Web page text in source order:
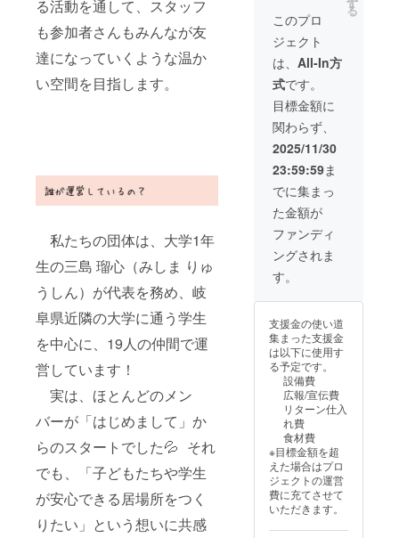
る活動を通して、スタッフ
も参加者さんもみんなが友
達になっていくような温か
い空間を目指します。
私たちの団体は、大学1年
生の三島 瑠心（みしま りゅ
うしん）が代表を務め、岐
阜県近隣の大学に通う学生
を中心に、19人の仲間で運
営しています！
実は、ほとんどのメン
バーが「はじめまして」か
らのスタートでした💦 それ
でも、「子どもたちや学生
が安心できる居場所をつく
りたい」という想いに共感
す。
た場合
はリ
ターン
無しと
すので
予めご
了承く
ださ
い。
メール
にてお
送りい
たしま
す） ＜
鮎菓子
につい
て＞ ・
賞味期
限：到
着から
１週間
前後
（詳し
い日付
は箱の
上面右
下に記
法：常
温で保
存 ※原
材料及
び添加
物等の
食品表
示はお
届け商
品のラ
ベルに
表記さ
れま
す。商
品開封
前には
必ずお
ラシは
岐阜市
内各地
に掲
載、配
布する
予定で
す。 ※
備考欄
に掲載
するお
名前を
ご記入
くださ
い。 ＜
リター
ン内容
＞ ・イ
等への
掲載 ・
活動報
告書
（令和
８年度
末に
メール
送りい
たしま
す）
る
このプロ
ジェクト
は、 All-In方
式です。
目標金額に
関わらず、
2025/11/30
23:59:59ま
でに集まっ
た金額が
ファンディ
ングされま
す。
支援金の使い道
集まった支援金
は以下に使用す
る予定です。
設備費
広報/宣伝費
リターン仕入
れ費
食材費
※目標金額を超
えた場合はプロ
ジェクトの運営
費に充てさせて
いただきます。